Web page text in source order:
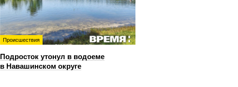
Происшествия
Подросток утонул в водоеме
в Навашинском округе